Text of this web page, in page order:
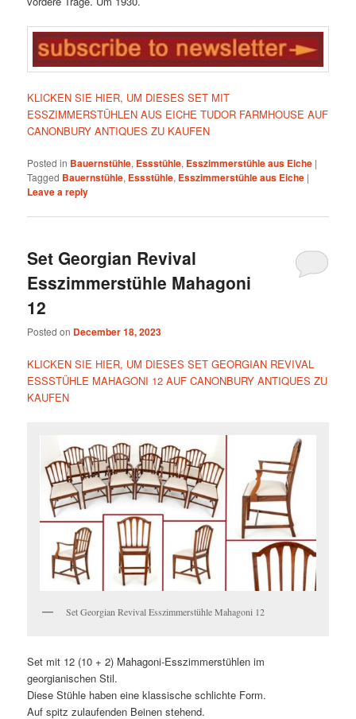
KLICKEN SIE HIER, UM DIESES SET MIT
ESSZIMMERSTÜHLEN AUS EICHE TUDOR FARMHOUSE AUF
CANONBURY ANTIQUES ZU KAUFEN
Posted in Bauernstühle, Essstühle, Esszimmerstühle aus Eiche |
Tagged Bauernstühle, Essstühle, Esszimmerstühle aus Eiche |
Leave a reply
Set Georgian Revival
Esszimmerstühle Mahagoni
12
Posted on December 18, 2023
KLICKEN SIE HIER, UM DIESES SET GEORGIAN REVIVAL
ESSSTÜHLE MAHAGONI 12 AUF CANONBURY ANTIQUES ZU
KAUFEN
Set Georgian Revival Esszimmerstühle Mahagoni 12
Set mit 12 (10 + 2) Mahagoni-Esszimmerstühlen im
georgianischen Stil.
Diese Stühle haben eine klassische schlichte Form.
Auf spitz zulaufenden Beinen stehend.